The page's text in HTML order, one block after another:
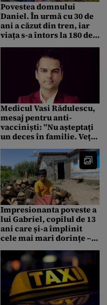
Povestea domnului
Daniel. În urmă cu 30 de
ani a căzut din tren, iar
viața s-a întors la 180 de
m-a dat afară din casă!”
Medicul Vasi Rădulescu,
mesaj pentru anti-
vacciniști: ”Nu așteptați
un deces în familie. Veți
mai aduce pe nimeni
înapoi”
Impresionanta poveste a
lui Gabriel, copilul de 13
ani care și-a împlinit
cele mai mari dorințe –
matematică și o căruță cu
lemne